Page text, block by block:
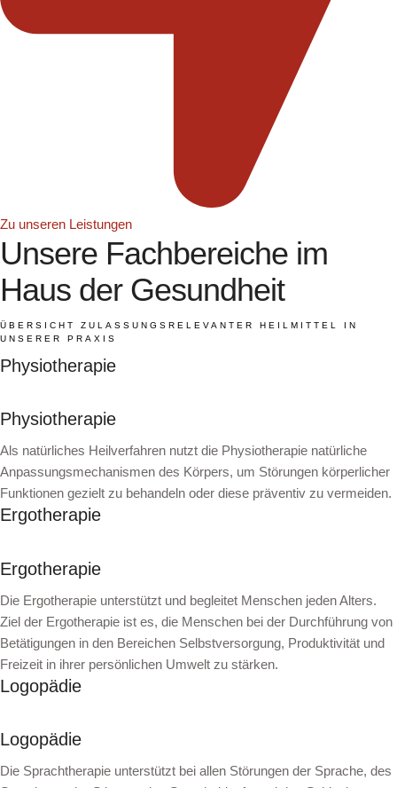
Zu unseren Leistungen
Unsere Fachbereiche im
Haus der Gesundheit
ÜBERSICHT ZULASSUNGSRELEVANTER HEILMITTEL IN
UNSERER PRAXIS
Physiotherapie
Physiotherapie
Als natürliches Heilverfahren nutzt die Physiotherapie natürliche
Anpassungsmechanismen des Körpers, um Störungen körperlicher
Funktionen gezielt zu behandeln oder diese präventiv zu vermeiden.
Ergotherapie
Ergotherapie
Die Ergotherapie unterstützt und begleitet Menschen jeden Alters.
Ziel der Ergotherapie ist es, die Menschen bei der Durchführung von
Betätigungen in den Bereichen Selbstversorgung, Produktivität und
Freizeit in ihrer persönlichen Umwelt zu stärken.
Logopädie
Logopädie
Die Sprachtherapie unterstützt bei allen Störungen der Sprache, des